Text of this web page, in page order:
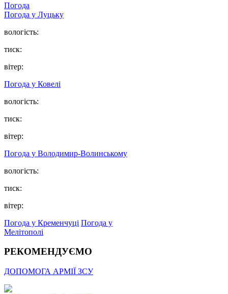
Погода
Погода у Луцьку
вологість:
тиск:
вітер:
Погода у Ковелі
вологість:
тиск:
вітер:
Погода у Володимир-Волинському
вологість:
тиск:
вітер:
Погода у Кременчуці Погода у
Мелітополі
РЕКОМЕНДУЄМО
ДОПОМОГА АРМІЇ ЗСУ